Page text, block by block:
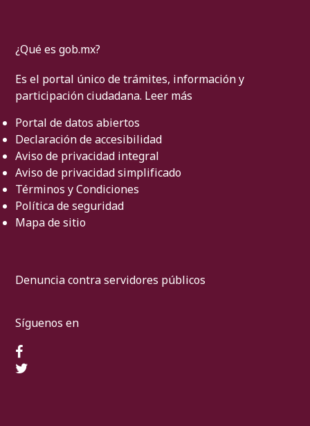
¿Qué es gob.mx?
Es el portal único de trámites, información y
participación ciudadana. Leer más
Portal de datos abiertos
Declaración de accesibilidad
Aviso de privacidad integral
Aviso de privacidad simplificado
Términos y Condiciones
Política de seguridad
Mapa de sitio
Denuncia contra servidores públicos
Síguenos en